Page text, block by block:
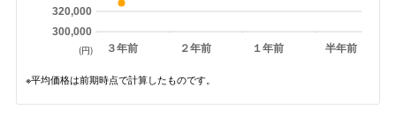
３年前 ２年前 １年前 半年前
300,000
320,000
(円)
※平均価格は前期時点で計算したものです。